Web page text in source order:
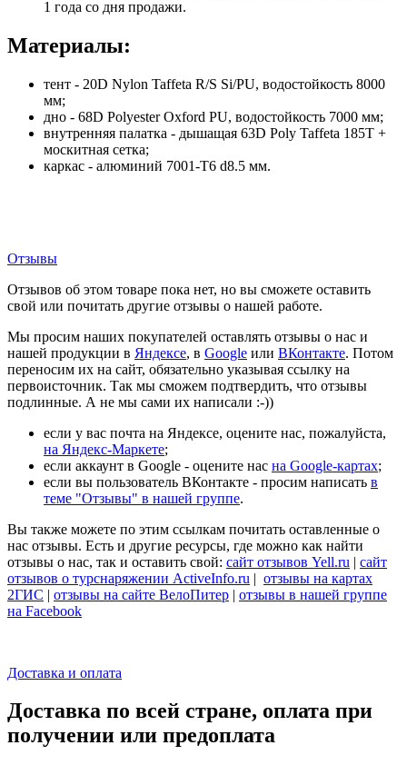
1 года со дня продажи.
Материалы:
тент - 20D Nylon Taffeta R/S Si/PU, водостойкость 8000
мм;
дно - 68D Polyester Oxford PU, водостойкость 7000 мм;
внутренняя палатка - дышащая 63D Poly Taffeta 185T +
москитная сетка;
каркас - алюминий 7001-Т6 d8.5 мм.
Отзывы
Отзывов об этом товаре пока нет, но вы сможете оставить
свой или почитать другие отзывы о нашей работе.
Мы просим наших покупателей оставлять отзывы о нас и
нашей продукции в Яндексе, в Google или ВКонтакте. Потом
переносим их на сайт, обязательно указывая ссылку на
первоисточник. Так мы сможем подтвердить, что отзывы
подлинные. А не мы сами их написали :-))
если у вас почта на Яндексе, оцените нас, пожалуйста,
на Яндекс-Маркете;
если аккаунт в Google - оцените нас на Google-картах;
если вы пользователь ВКонтакте - просим написать в
теме "Отзывы" в нашей группе.
Вы также можете по этим ссылкам почитать оставленные о
нас отзывы. Есть и другие ресурсы, где можно как найти
отзывы о нас, так и оставить свой: сайт отзывов Yell.ru | сайт
отзывов о турснаряжении ActiveInfo.ru | отзывы на картах
2ГИС | отзывы на сайте ВелоПитер | отзывы в нашей группе
на Facebook
Доставка и оплата
Доставка по всей стране, оплата при
получении или предоплата